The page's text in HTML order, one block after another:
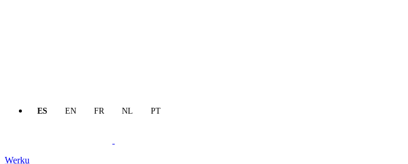
ES EN FR NL PT
Werku